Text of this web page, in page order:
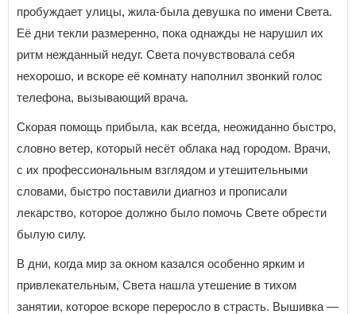
пробуждает улицы, жила-была девушка по имени Света.
Её дни текли размеренно, пока однажды не нарушил их
ритм нежданный недуг. Света почувствовала себя
нехорошо, и вскоре её комнату наполнил звонкий голос
телефона, вызывающий врача.
Скорая помощь прибыла, как всегда, неожиданно быстро,
словно ветер, который несёт облака над городом. Врачи,
с их профессиональным взглядом и утешительными
словами, быстро поставили диагноз и прописали
лекарство, которое должно было помочь Свете обрести
былую силу.
В дни, когда мир за окном казался особенно ярким и
привлекательным, Света нашла утешение в тихом
занятии, которое вскоре переросло в страсть. Вышивка —